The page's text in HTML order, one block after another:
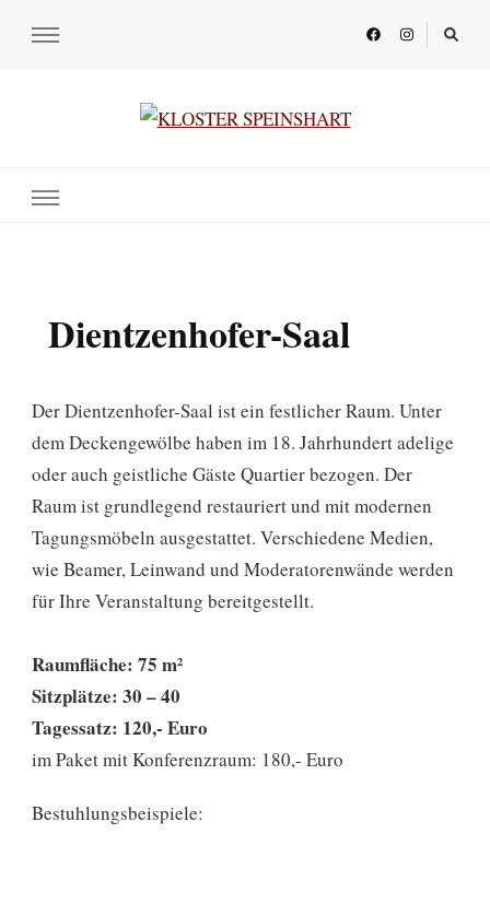
Dientzenhofer-Saal
Der Dientzenhofer-Saal ist ein festlicher Raum. Unter
dem Deckengewölbe haben im 18. Jahrhundert adelige
oder auch geistliche Gäste Quartier bezogen. Der
Raum ist grundlegend restauriert und mit modernen
Tagungsmöbeln ausgestattet. Verschiedene Medien,
wie Beamer, Leinwand und Moderatorenwände werden
für Ihre Veranstaltung bereitgestellt.
Raumfläche: 75 m²
Sitzplätze: 30 – 40
Tagessatz: 120,- Euro
im Paket mit Konferenzraum: 180,- Euro
Bestuhlungsbeispiele: